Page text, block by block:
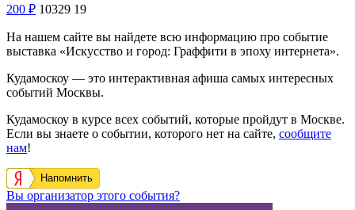
200 ₽ 10329 19
На нашем сайте вы найдете всю информацию про событие
выставка «Искусство и город: Граффити­­ в эпоху интернета».
Кудамоскоу — это интерактивная афиша самых интересных
событий Москвы.
Кудамоскоу в курсе всех событий, которые пройдут в Москве.
Если вы знаете о событии, которого нет на сайте, сообщите
нам!
Напомнить
Вы организатор этого события?